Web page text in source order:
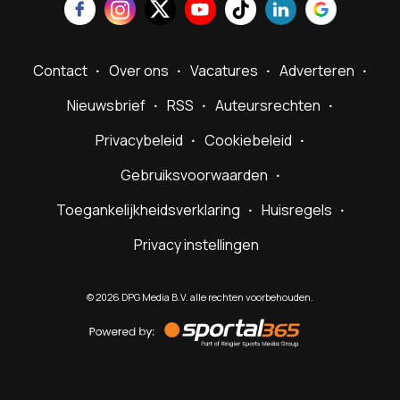
Contact Over ons Vacatures
Adverteren
Nieuwsbrief
RSS
Auteursrechten
Privacybeleid
Cookiebeleid
Gebruiksvoorwaarden
Toegankelijkheidsverklaring
Huisregels
Privacy instellingen
©2026 DPG Media B.V. alle rechten voorbehouden.
by
Sportal365